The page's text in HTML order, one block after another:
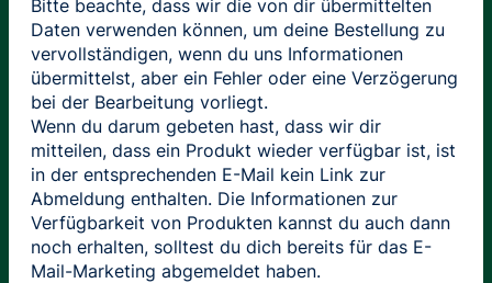
Bitte beachte, dass wir die von dir übermittelten
Daten verwenden können, um deine Bestellung zu
vervollständigen, wenn du uns Informationen
übermittelst, aber ein Fehler oder eine Verzögerung
bei der Bearbeitung vorliegt.
Wenn du darum gebeten hast, dass wir dir
mitteilen, dass ein Produkt wieder verfügbar ist, ist
in der entsprechenden E-Mail kein Link zur
Abmeldung enthalten. Die Informationen zur
Verfügbarkeit von Produkten kannst du auch dann
noch erhalten, solltest du dich bereits für das E-
Mail-Marketing abgemeldet haben.